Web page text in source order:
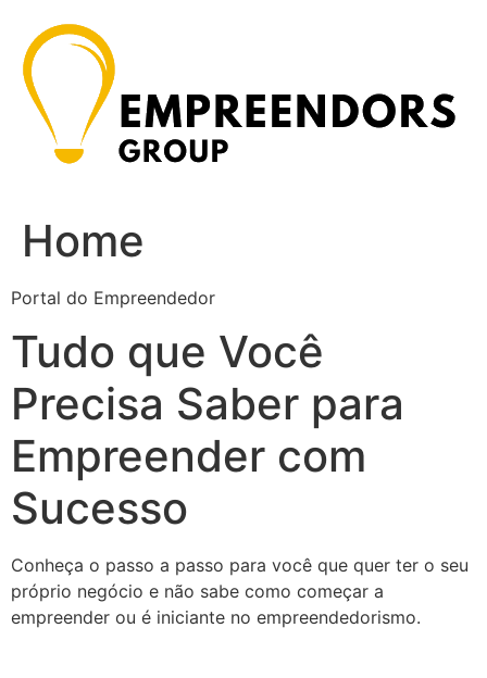
para
conteúdo
Home
Portal do Empreendedor
Tudo que Você
Precisa Saber para
Empreender com
Sucesso
Conheça o passo a passo para você que quer ter o seu
próprio negócio e não sabe como começar a
empreender ou é iniciante no empreendedorismo.